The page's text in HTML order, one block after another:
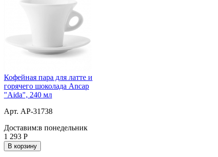
Кофейная пара для латте и
горячего шоколада Ancap
"Aida", 240 мл
Арт. AP-31738
Доставим:в понедельник
1 293 Р
В корзину